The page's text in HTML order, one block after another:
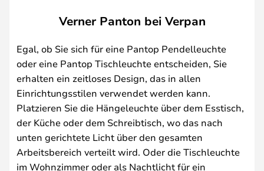
Verner Panton bei Verpan
Egal, ob Sie sich für eine Pantop Pendelleuchte
oder eine Pantop Tischleuchte entscheiden, Sie
erhalten ein zeitloses Design, das in allen
Einrichtungsstilen verwendet werden kann.
Platzieren Sie die Hängeleuchte über dem Esstisch,
der Küche oder dem Schreibtisch, wo das nach
unten gerichtete Licht über den gesamten
Arbeitsbereich verteilt wird. Oder die Tischleuchte
im Wohnzimmer oder als Nachtlicht für ein